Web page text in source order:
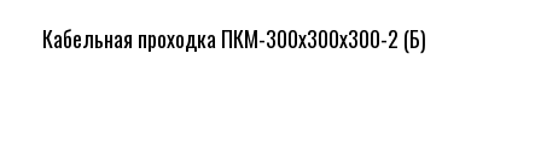
Кабельная проходка ПКМ-300х300х300-2 (Б)